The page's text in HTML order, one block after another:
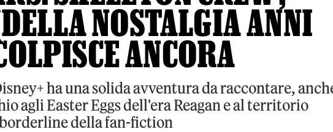
NOSTALGIA ANNI
ANCORA
ha una solida avventura da raccontare,
agli Easter Eggs dell'era Reagan e al territorio
della fan-fiction